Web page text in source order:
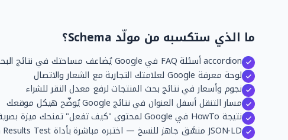
ما الذي ستكسبه من مولّد Schema؟
accordion أسئلة FAQ في Google يُضاعف مساحتك في نتائج البحث
لوحة معرفة Google لعلامتك التجارية مع الشعار والاتصال
نجوم وأسعار في نتائج بحث المنتجات لرفع معدل النقر للشراء
مسار التنقل أسفل العنوان في نتائج Google يُوضّح هيكل موقعك
نتيجة HowTo في Google لمحتوى "كيف تفعل" تمنحك ميزة بصرية على المنافسين
JSON-LD منسَّق جاهز للنسخ — اختبره مباشرة بأداة Google Rich Results Test